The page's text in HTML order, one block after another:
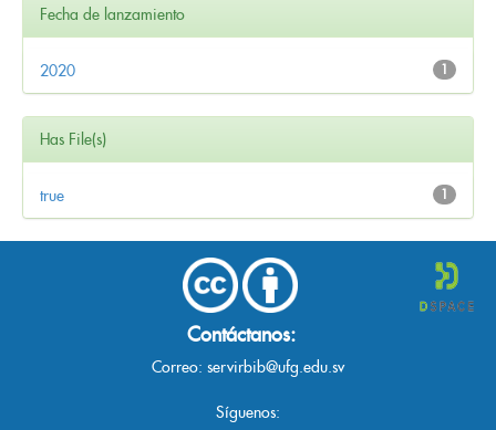
Fecha de lanzamiento
1
2020
Has File(s)
1
true
Contáctanos:
Correo: servirbib@ufg.edu.sv
Síguenos: